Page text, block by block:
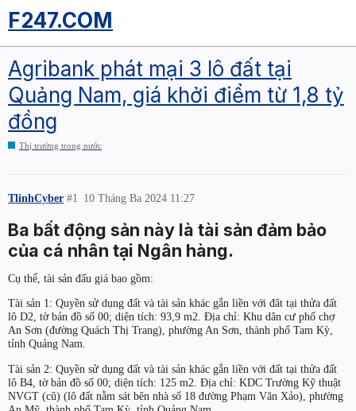
F247.COM
Agribank phát mại 3 lô đất tại
Quảng Nam, giá khởi điểm từ 1,8 tỷ
đồng
Thị trường trong nước
TlinhCyber 10 Tháng Ba 2024 11:27
#1
Ba bất động sản này là tài sản đảm bảo
của cá nhân tại Ngân hàng.
Cụ thể, tài sản đấu giá bao gồm:
Tài sản 1: Quyền sử dụng đất và tài sản khác gắn liền với đât tại thửa đất
lô D2, tờ bản đồ số 00; diện tích: 93,9 m2. Địa chỉ: Khu dân cư phố chợ
An Sơn (đường Quách Thị Trang), phường An Sơn, thành phố Tam Kỳ,
tỉnh Quảng Nam.
Tài sản 2: Quyền sử dụng đất và tài sản khác gắn liền với đất tại thửa đất
lô B4, tờ bản đồ số 00; diện tích: 125 m2. Địa chỉ: KDC Trường Kỹ thuật
NVGT (cũ) (lô đất nằm sát bên nhà số 18 đường Phạm Văn Xảo), phường